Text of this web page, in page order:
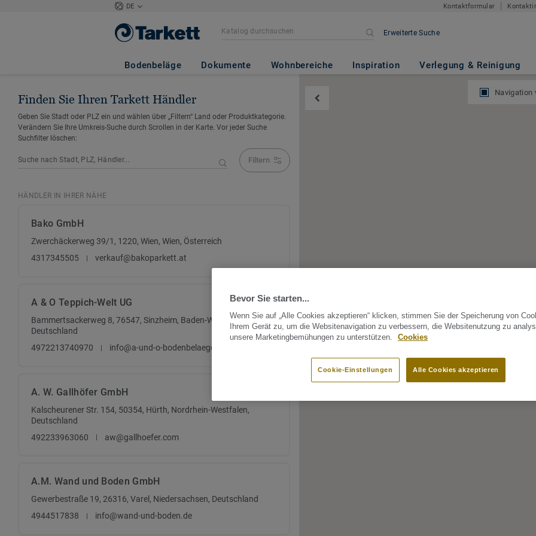
DE Kontaktformular
Erweiterte Suche
Bodenbeläge Dokumente Wohnbereiche Inspiration Verlegung & Reinigung
Finden Sie Ihren Tarkett Händler
Geben Sie Stadt oder PLZ ein und wählen über „Filtern“ Land oder Produktkategorie.
Verändern Sie Ihre Umkreis-Suche durch Scrollen in der Karte. Vor jeder Suche
Suchfilter löschen:
Filtern
HÄNDLER IN IHRER NÄHE
Bako GmbH
Zwerchäckerweg 39/1, 1220, Wien, Wien, Österreich
4317345505
verkauf@bakoparkett.at
A & O Teppich-Welt UG
Bammertsackerweg 8, 76547, Sinzheim, Baden-Württemberg,
Deutschland
4972213740970
info@a-und-o-bodenbelaege.de
A. W. Gallhöfer GmbH
Kalscheurener Str. 154, 50354, Hürth, Nordrhein-Westfalen,
Deutschland
492233963060
aw@gallhoefer.com
A.M. Wand und Boden GmbH
Gewerbestraße 19, 26316, Varel, Niedersachsen, Deutschland
4944517838
info@wand-und-boden.de
Navigation
Bevor Sie starten...
Wenn Sie auf „Alle Cookies akzeptieren“ klicken, stimmen Sie der Speicherung von
Ihrem Gerät zu, um die Websitenavigation zu verbessern, die Websitenutzung zu
unsere Marketingbemühungen zu unterstützen.
Cookies
Alle Cookies akzeptieren
Cookie-Einstellungen